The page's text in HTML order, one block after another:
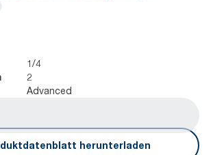
1/4
2
Advanced
herunterladen